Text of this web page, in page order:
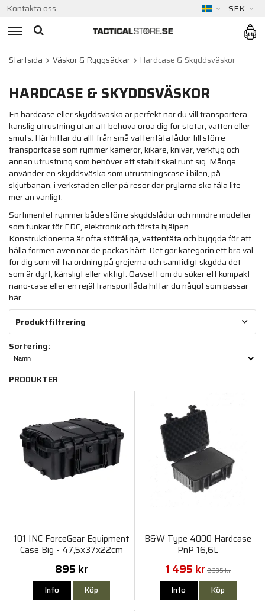
Kontakta oss SEK
Startsida Väskor & Ryggsäckar Hardcase & Skyddsväskor
HARDCASE & SKYDDSVÄSKOR
En hardcase eller skyddsväska är perfekt när du vill transportera
känslig utrustning utan att behöva oroa dig för stötar, vatten eller
smuts. Här hittar du allt från små vattentäta lådor till större
transportcase som rymmer kameror, kikare, knivar, verktyg och
annan utrustning som behöver ett stabilt skal runt sig. Många
använder en skyddsväska som utrustningscase i bilen, på
skjutbanan, i verkstaden eller på resor där prylarna ska tåla lite
mer än vanligt.
Sortimentet rymmer både större skyddslådor och mindre modeller
som funkar för EDC, elektronik och första hjälpen.
Konstruktionerna är ofta stöttåliga, vattentäta och byggda för att
hålla formen även när de packas hårt. Det gör kategorin ett bra val
för dig som vill ha ordning på grejerna och samtidigt skydda det
som är dyrt, känsligt eller viktigt. Oavsett om du söker ett kompakt
nano-case eller en rejäl transportlåda hittar du något som passar
här.
Produktfiltrering
Sortering:
PRODUKTER
101 INC ForceGear Equipment
Case Big - 47,5x37x22cm
895 kr
Info Köp
B&W Type 4000 Hardcase
PnP 16,6L
1 495 kr 2 395 kr
Info Köp